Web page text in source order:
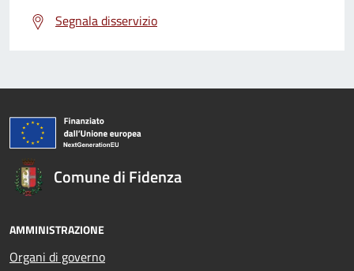
Segnala disservizio
Comune di Fidenza
AMMINISTRAZIONE
Organi di governo